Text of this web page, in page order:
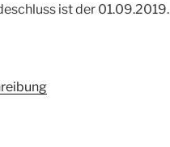
ist der 01.09.2019.